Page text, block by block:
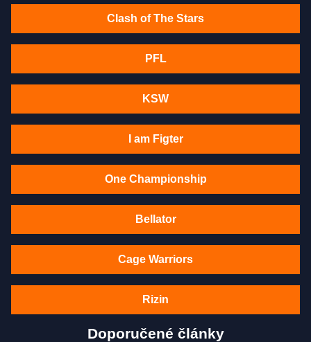
Clash of The Stars
PFL
KSW
I am Figter
One Championship
Bellator
Cage Warriors
Rizin
Doporučené články